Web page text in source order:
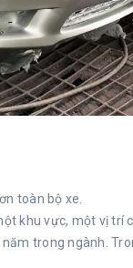
toàn bộ xe.
khu vực, một vị trí
trong ngành.